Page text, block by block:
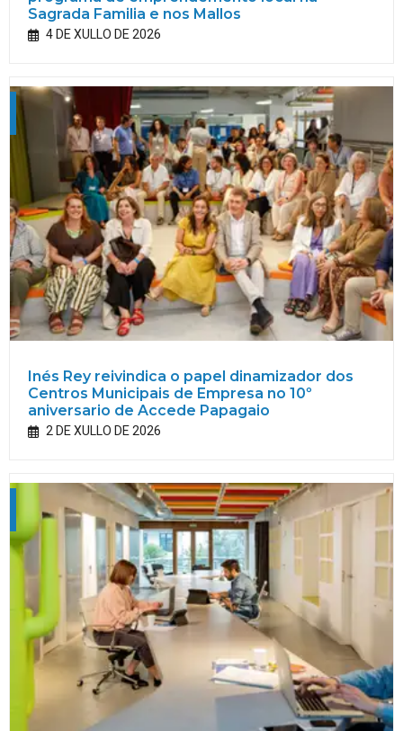
Sagrada Familia e nos Mallos
4 DE XULLO DE 2026
Inés Rey reivindica o papel dinamizador dos
Centros Municipais de Empresa no 10º
aniversario de Accede Papagaio
2 DE XULLO DE 2026